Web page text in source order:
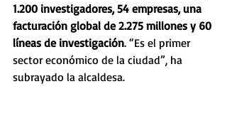
1.200 investigadores, 54 empresas, una
facturación global de 2.275 millones y 60
líneas de investigación. “Es el primer
sector económico de la ciudad”, ha
subrayado la alcaldesa.